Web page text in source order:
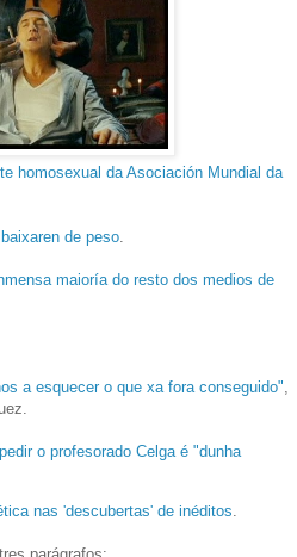
homosexual da Asociación Mundial da
de peso
maioría do resto dos medios de
a esquecer o que xa fora conseguido"
o profesorado Celga é "dunha
nas 'descubertas' de inéditos